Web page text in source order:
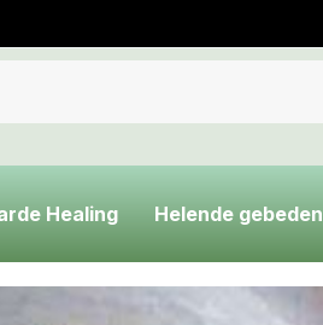
Healing Helende gebeden